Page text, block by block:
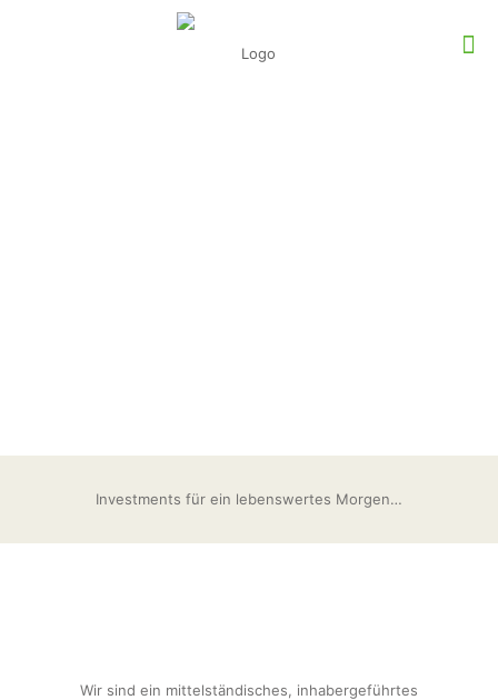
Investments für ein lebenswertes Morgen…
Wir sind ein mittelständisches, inhabergeführtes